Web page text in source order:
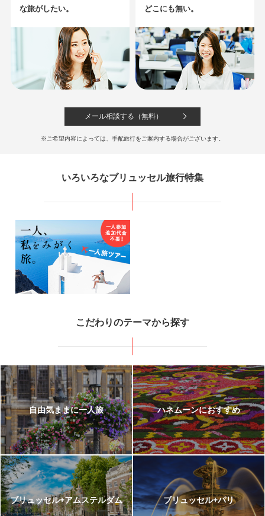
成田発6日間 245,800 422,800円
【のんびりひとり旅】ブリュッセ
ル×パリ
各都市泊数のアレンジや、あの都市・国にいも行きたい！というアレンジ希望も承
っております！【エミレーツ航空利用】
日間 248,800 円～422,800円
【移動はユーロスター】ロンドン
どことなくどちらの街にも優雅さがある2都市！アムステルダムやパリとの周遊アレ
ンジも人気です【ターキッシュエアラインズ利用】
羽田発6 日間 275,800円～ 674,800
セル×ヘルシンキ
ブリュッセルを拠点に鉄道で色んな都市に足を運ぶ旅もおすすめです！【KLMオラ
ンダ航空利用】
羽田発6日間 263,800円～635,800円
【人気3都市ひとり旅】ロンドン×
ブリュッセル×アムステルダム
都市間移動は全て鉄道（ロンドン～ブリュッセルはユーロスター）！鉄道を駆使し
て行きたいところに♪【エミレーツ航空利用】
な旅がしたい。
どこにも無い。
メール相談する（無料）
※ご希望内容によっては、手配旅行をご案内する場合がございます。
いろいろなブリュッセル旅行特集
こだわりのテーマから探す
自由気ままに一人旅 ハネムーンにおすすめ
ブリュッセル+アムステルダム ブリュッセル+パリ